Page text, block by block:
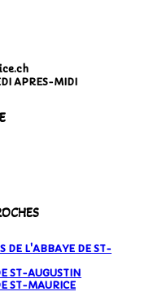
APRES-MIDI
DE L'ABBAYE DE ST-
ST-AUGUSTIN
ST-MAURICE